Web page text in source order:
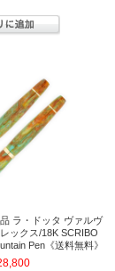
ラ・ドッタ ヴァルヴ
ックス/18K SCRIBO
Pen《送料無料》